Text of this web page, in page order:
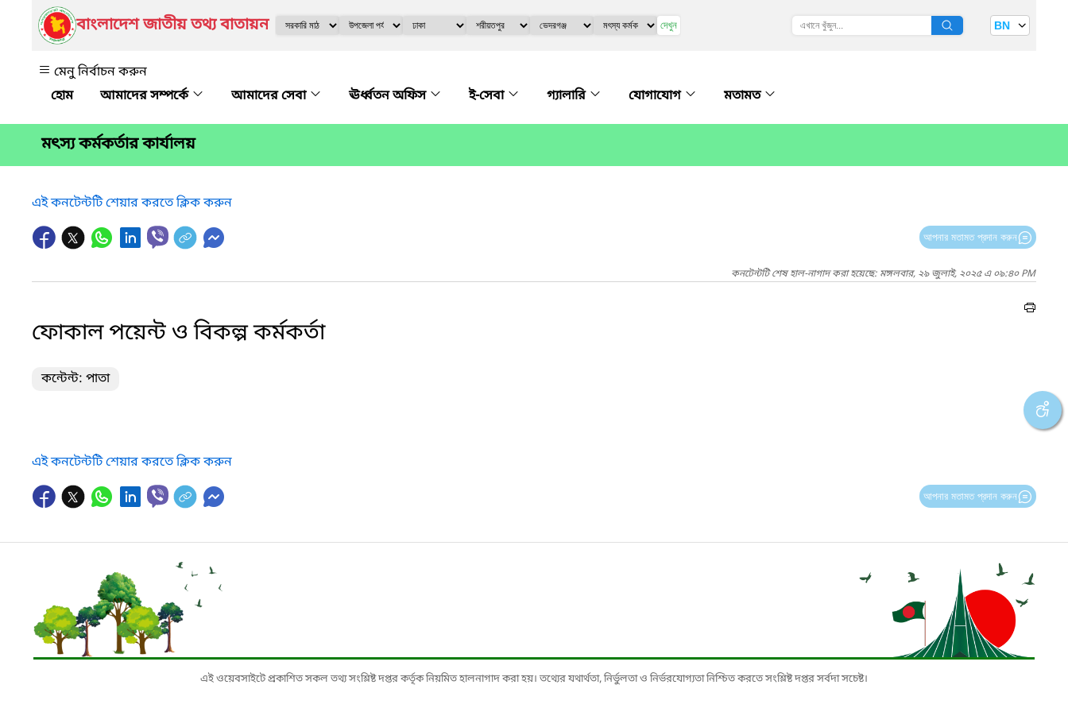
বাংলাদেশ জাতীয় তথ্য বাতায়ন দেখুন BN
মেনু নির্বাচন করুন
আমাদের সম্পর্কে
আমাদের সেবা ঊর্ধ্বতন অফিস ই-সেবা গ্যালারি যোগাযোগ মতামত
মৎস্য কর্মকর্তার কার্যালয়
এই কনটেন্টটি শেয়ার করতে ক্লিক করুন
আপনার মতামত প্রদান করুন
কনটেন্টটি শেষ হাল-নাগাদ করা হয়েছে: মঙ্গলবার, ২৯ জুলাই, ২০২৫ এ ০৯:৪০ PM
ফোকাল পয়েন্ট ও বিকল্প কর্মকর্তা
কন্টেন্ট: পাতা
এই কনটেন্টটি শেয়ার করতে ক্লিক করুন
আপনার মতামত প্রদান করুন
এই ওয়েবসাইটে প্রকাশিত সকল তথ্য সংশ্লিষ্ট দপ্তর কর্তৃক নিয়মিত হালনাগাদ করা হয়। তথ্যের যথার্থতা, নির্ভুলতা ও নির্ভরযোগ্যতা নিশ্চিত করতে সংশ্লিষ্ট দপ্তর সর্বদা সচেষ্ট।